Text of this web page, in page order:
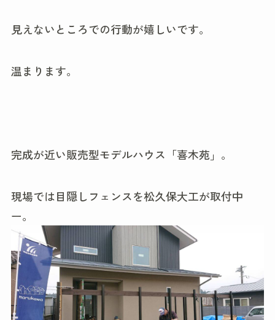
見えないところでの行動が嬉しいです。
温まります。
完成が近い販売型モデルハウス「喜木苑」。
現場では目隠しフェンスを松久保大工が取付中
ー。